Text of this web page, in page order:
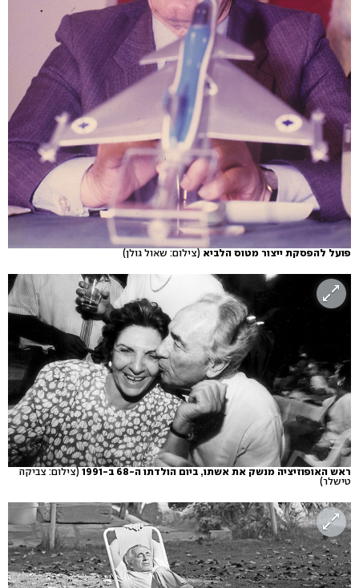
פועל להפסקת ייצור מטוס הלביא (צילום: שאול גולן)
ראש האופוזיציה מנשק את אשתו, ביום הולדתו ה-68 ב-1991
(צילום: צביקה
טישלר)